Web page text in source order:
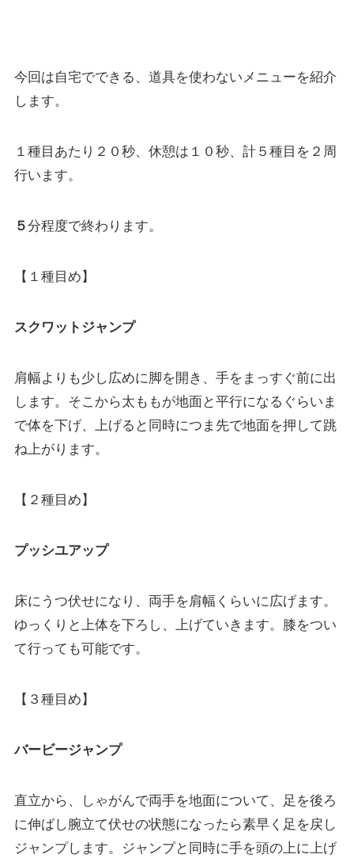
今回は自宅でできる、道具を使わないメニューを紹介
します。
１種目あたり２０秒、休憩は１０秒、計５種目を２周
行います。
５分程度で終わります。
【１種目め】
スクワットジャンプ
肩幅よりも少し広めに脚を開き、手をまっすぐ前に出
します。そこから太ももが地面と平行になるぐらいま
で体を下げ、上げると同時につま先で地面を押して跳
ね上がります。
【２種目め】
プッシユアップ
床にうつ伏せになり、両手を肩幅くらいに広げます。
ゆっくりと上体を下ろし、上げていきます。膝をつい
て行っても可能です。
【３種目め】
バービージャンプ
直立から、しゃがんで両手を地面について、足を後ろ
に伸ばし腕立て伏せの状態になったら素早く足を戻し
ジャンプします。ジャンプと同時に手を頭の上に上げ